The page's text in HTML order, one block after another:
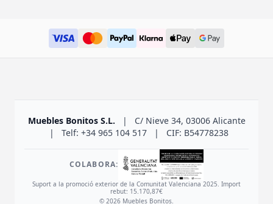
Muebles Bonitos S.L. |
C/ Nieve 34, 03006 Alicante
|
Telf: +34 965 104 517 | CIF: B54778238
COLABORA:
Suport a la promoció exterior de la Comunitat Valenciana 2025. Import
rebut: 15.170,87€
© 2026 Muebles Bonitos.